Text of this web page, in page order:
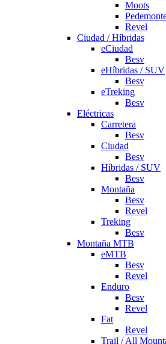
Moots
Revel
Ciudad / Híbridas
eCiudad
Besv
eHíbridas / SUV
Besv
eTreking
Besv
Eléctricas
Carretera
Besv
Ciudad
Besv
Híbridas / SUV
Besv
Montaña
Besv
Revel
Treking
Besv
Montaña MTB
eMTB
Besv
Revel
Enduro
Besv
Revel
Fat
Revel
Trail / All